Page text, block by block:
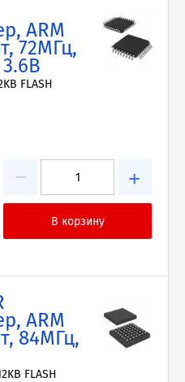
ARM
72МГц,
3.6В
FLASH
− +
ARM
84МГц,
FLASH